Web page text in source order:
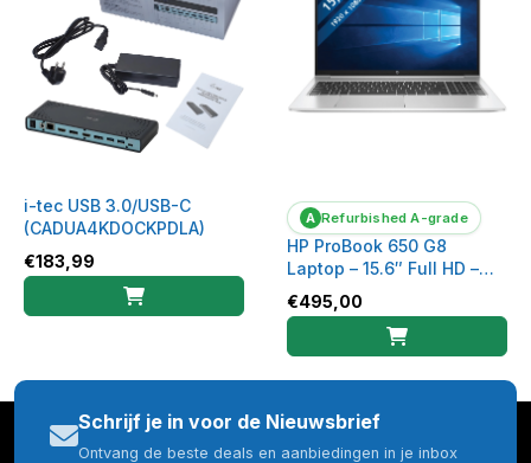
i-tec USB 3.0/USB-C
(CADUA4KDOCKPDLA)
€183,99
A Refurbished A-grade
HP ProBook 650 G8
Laptop – 15.6″ Full HD –
Intel Core i5
€495,00
Schrijf je in voor de Nieuwsbrief
Ontvang de beste deals en aanbiedingen in je inbox